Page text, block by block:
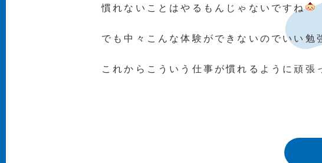
慣れないことはやるもんじゃないですね
でも中々こんな体験ができないのでいい勉
これからこういう仕事が慣れるように頑張